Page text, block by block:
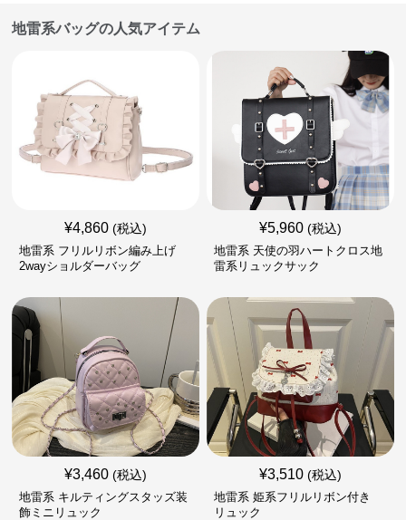
地雷系バッグの人気アイテム
¥4,860 (税込)
地雷系 フリルリボン編み上げ
2wayショルダーバッグ
¥5,960 (税込)
地雷系 天使の羽ハートクロス地
雷系リュックサック
¥3,460 (税込)
地雷系 キルティングスタッズ装
飾ミニリュック
¥3,510 (税込)
地雷系 姫系フリルリボン付き
リュック